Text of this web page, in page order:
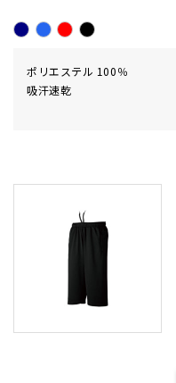
ポリエステル 100％
吸汗速乾